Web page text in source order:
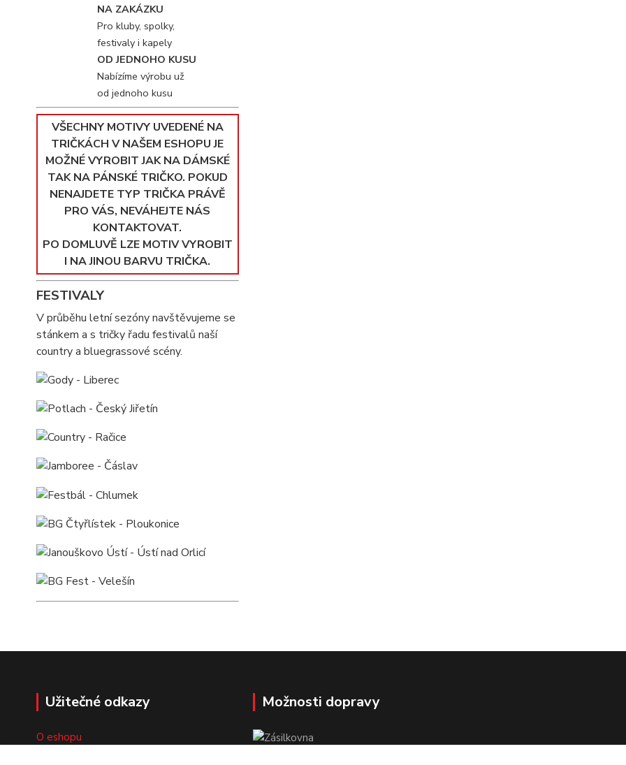
NA ZAKÁZKU
Pro kluby, spolky,
festivaly i kapely
OD JEDNOHO KUSU
Nabízíme výrobu už
od jednoho kusu
VŠECHNY MOTIVY UVEDENÉ NA
TRIČKÁCH V NAŠEM ESHOPU JE
MOŽNÉ VYROBIT JAK NA DÁMSKÉ
TAK NA PÁNSKÉ TRIČKO. POKUD
NENAJDETE TYP TRIČKA PRÁVĚ
PRO VÁS, NEVÁHEJTE NÁS
KONTAKTOVAT.
PO DOMLUVĚ LZE MOTIV VYROBIT
I NA JINOU BARVU TRIČKA.
FESTIVALY
V průběhu letní sezóny navštěvujeme se
stánkem a s tričky řadu festivalů naší
country a bluegrassové scény.
Užitečné odkazy
O eshopu
Možnosti dopravy